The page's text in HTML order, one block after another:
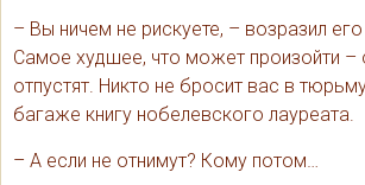
– Вы ничем не рискуете, – возразил
Самое худшее, что может произойти –
отпустят. Никто не бросит вас в
багаже книгу нобелевского лауреата.
– А если не отнимут? Кому потом…